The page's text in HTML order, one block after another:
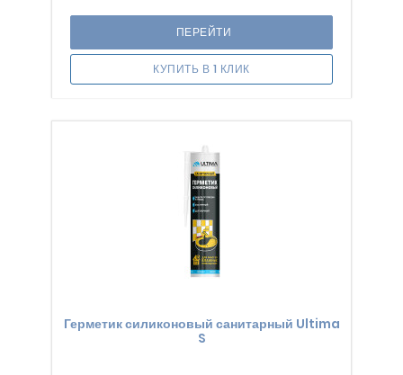
ПЕРЕЙТИ
КУПИТЬ В 1 КЛИК
Герметик силиконовый санитарный Ultima
S